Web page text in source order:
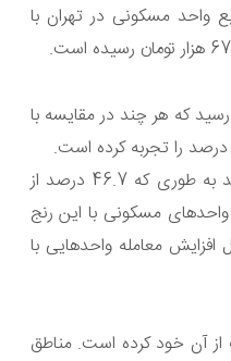
مسکونی در تهران با
17 هزار و 984 واحد رسید که هر چند در مقایسه با
در این ماه نیز به سنت ماه های قبل واحدهای نوساز پرطرفدارترین واحدهای بازار مسکن بوده اند به طوری که 46.7 درصد از
سهم،معامله واحدهای مسکونی با این رنج
کاهش در مقابل افزایش معامله واحدهایی با
15.8 درصدی را از کل معاملات از آن خود کرده است. مناطق